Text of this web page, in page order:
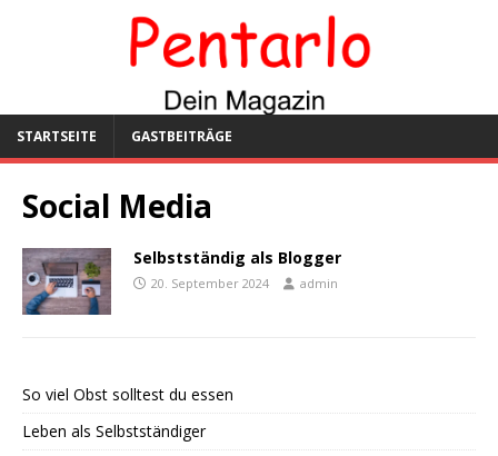
STARTSEITE GASTBEITRÄGE
Social Media
Selbstständig als Blogger
20. September 2024 admin
So viel Obst solltest du essen
Leben als Selbstständiger